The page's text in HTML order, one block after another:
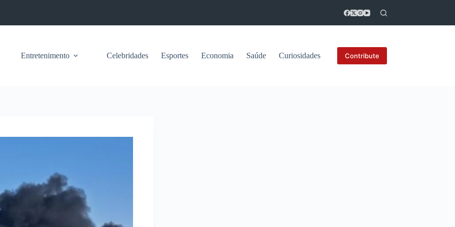
Entretenimento Celebridades Esportes Economia Saúde Curiosidades Contribute